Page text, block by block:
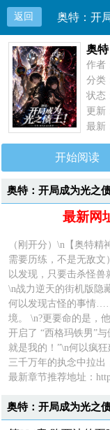
返回 奥特：开
奥
作者
分类
状态
更新
最新
开始阅读
奥特：开局成为光之
最新网
（刚开分）\n【奥特
需要历练，不是无敌文
以发现，只要击杀怪兽
\n战力逆天的街机版隐
何以发现古怪的事情
境。 \n?更要命的是，
开启了 “西格玛铁男”
就是我的！”\n何以疯
三千万年的执念中拉
最新章节推荐地址：